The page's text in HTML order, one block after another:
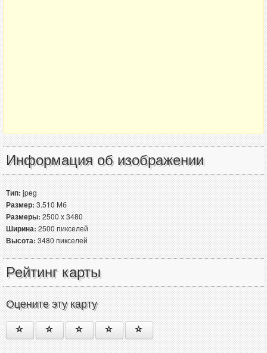
Информация об изображении
Тип:jpeg
Размер:3.510 Мб
Размеры:2500 x 3480
Ширина:2500 пикселей
Высота:3480 пикселей
Рейтинг карты
Оцените эту карту